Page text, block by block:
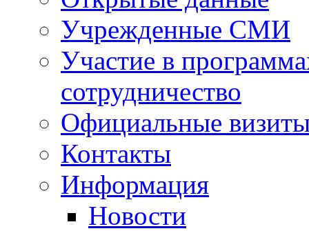
Учрежденные СМИ
Участие в
сотрудничество
Официальные
Контакты
Информация
Новости